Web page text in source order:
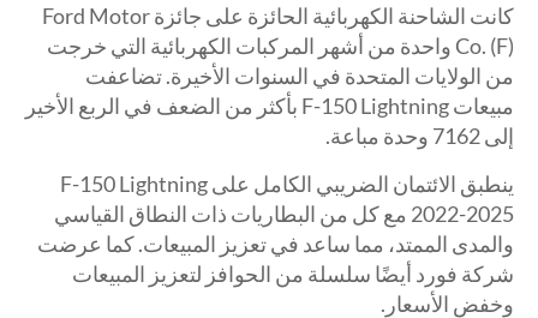
كانت الشاحنة الكهربائية الحائزة على جائزة Ford Motor
Co. (F) واحدة من أشهر المركبات الكهربائية التي خرجت
من الولايات المتحدة في السنوات الأخيرة. تضاعفت
مبيعات F-150 Lightning بأكثر من الضعف في الربع الأخير
إلى 7162 وحدة مباعة.
ينطبق الائتمان الضريبي الكامل على F-150 Lightning
2022-2025 مع كل من البطاريات ذات النطاق القياسي
والمدى الممتد، مما ساعد في تعزيز المبيعات. كما عرضت
شركة فورد أيضًا سلسلة من الحوافز لتعزيز المبيعات
وخفض الأسعار.